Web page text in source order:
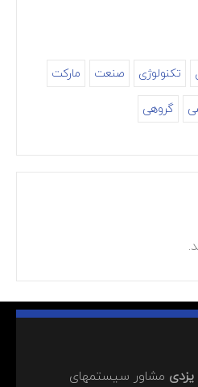
تکنولوژی صنعت
مارکت
گروهی
مشاور سیستمهای